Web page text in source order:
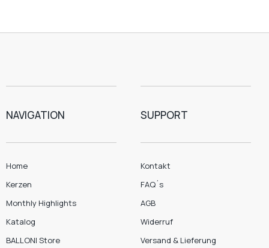
NAVIGATION
Home
Kerzen
Monthly Highlights
Katalog
BALLONI Store
SUPPORT
Kontakt
FAQ´s
AGB
Widerruf
Versand & Lieferung